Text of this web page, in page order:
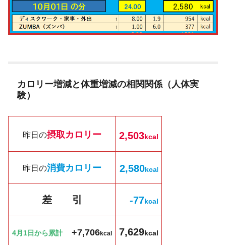
カロリー増減と体重増減の相関関係（人体実
験）
昨日の摂取カロリー 2,503kcal
昨日の消費カロリー 2,580kcal
差 引 -77kcal
4月1日から累計 +7,706kcal 7,629kcal